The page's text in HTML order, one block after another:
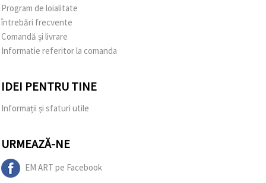
Program de loialitate
întrebări frecvente
Comandă și livrare
Informatie referitor la comanda
IDEI PENTRU TINE
Informații și sfaturi utile
URMEAZĂ-NE
EM ART pe Facebook